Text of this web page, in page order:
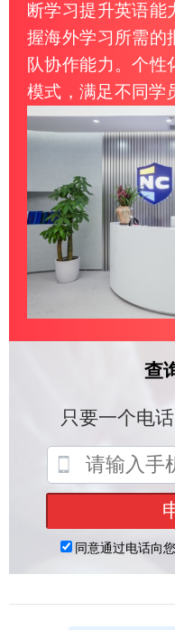
断学习提升英语能
握海外学习所需的
队协作能力。个性
模式，满足不同学